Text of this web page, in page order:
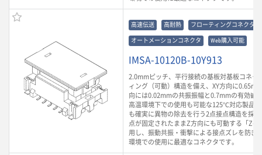
高速伝送 高耐熱 フローティングコネクタ
オートメーションコネクタ Web購入可能
IMSA-10120B-10Y913
2.0mmピッチ、平行接続の基板対基板コネク
ィング（可動）構造を備え、XY方向に
向には0.02mmの共振振幅と0.7mmの有効嵌
高温環境下での使用も可能な125℃対応製品
も確実に異物の除去を行う2点接点構造を採
点が固定されたままZ方向にも可動する「Z-
用し、振動共振・衝撃による接点ズレを防ぎ
環境での使用に最適なコネクタです。